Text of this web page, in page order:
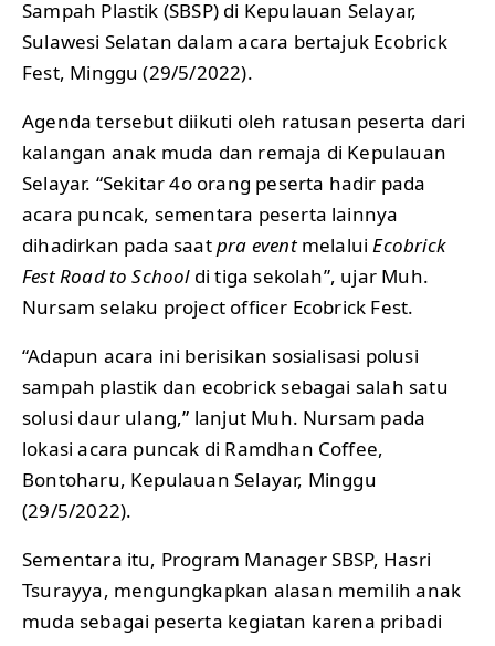
Sampah Plastik (SBSP) di Kepulauan Selayar,
Sulawesi Selatan dalam acara bertajuk Ecobrick
Fest, Minggu (29/5/2022).
Agenda tersebut diikuti oleh ratusan peserta dari
kalangan anak muda dan remaja di Kepulauan
Selayar. “Sekitar 4o orang peserta hadir pada
acara puncak, sementara peserta lainnya
dihadirkan pada saatpra eventmelaluiEcobrick
Fest Road to Schooldi tiga sekolah”, ujar Muh.
Nursam selaku project officer Ecobrick Fest.
“Adapun acara ini berisikan sosialisasi polusi
sampah plastik dan ecobrick sebagai salah satu
solusi daur ulang,” lanjut Muh. Nursam pada
lokasi acara puncak di Ramdhan Coffee,
Bontoharu, Kepulauan Selayar, Minggu
(29/5/2022).
Sementara itu, Program Manager SBSP, Hasri
Tsurayya, mengungkapkan alasan memilih anak
muda sebagai peserta kegiatan karena pribadi